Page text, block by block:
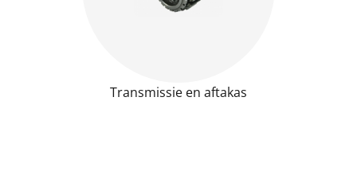
Transmissie en aftakas